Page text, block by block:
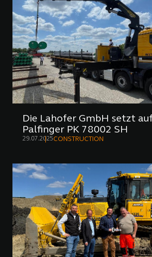
Die Lahofer GmbH setzt
Palfinger PK 78002 SH
29.07.2025CONSTRUCTION